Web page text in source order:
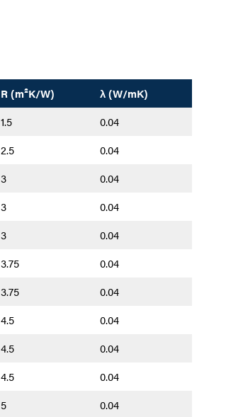
R (m²K/W)
λ (W/mK)
1.5
0.04
2.5
0.04
3
0.04
3
0.04
3
0.04
3.75
0.04
3.75
0.04
4.5
0.04
4.5
0.04
4.5
0.04
5
0.04